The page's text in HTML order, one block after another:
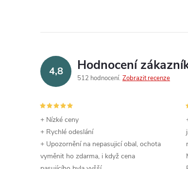
4,8 Hodnocení
512 hodnocení Zobrazit recenze
+ Nízké ceny
+ Rychlé odeslání
+ Upozornění na nepasujicí obal, ochota
vyměnit ho zdarma, i když cena